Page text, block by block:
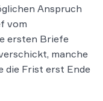
Anspruch
vom
ersten Briefe
manche
die Frist erst Ende